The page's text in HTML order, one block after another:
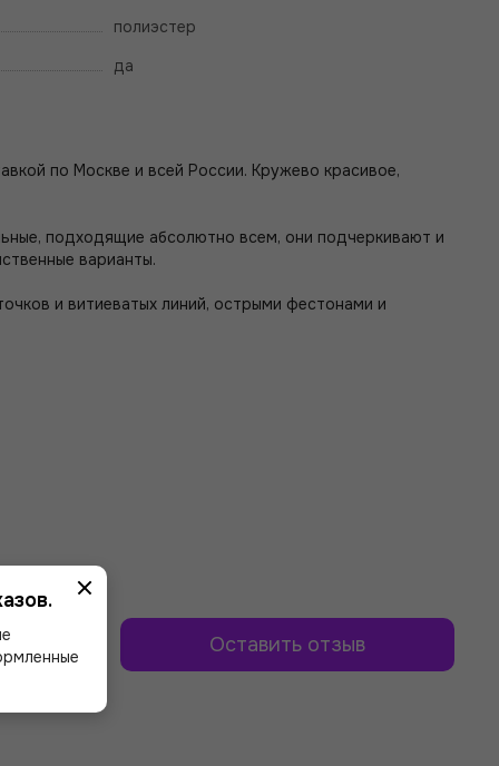
полиэстер
да
по Москве и всей России. Кружево красивое,
подходящие абсолютно всем, они подчеркивают и
варианты.
и витиеватых линий, острыми фестонами и
Оставить отзыв